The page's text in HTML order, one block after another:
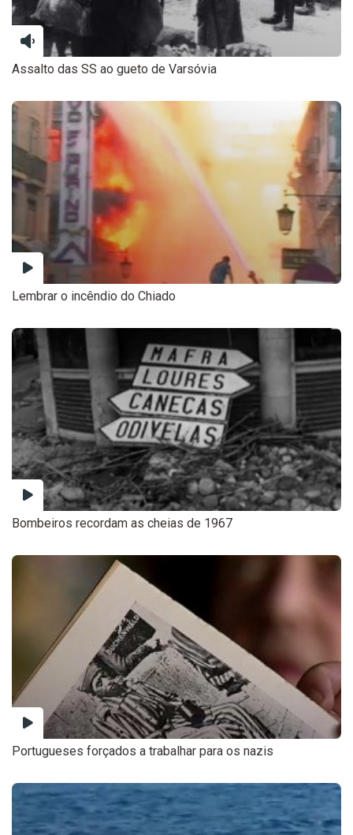
Assalto das SS ao gueto de Varsóvia
Lembrar o incêndio do Chiado
Bombeiros recordam as cheias de 1967
Portugueses forçados a trabalhar para os nazis